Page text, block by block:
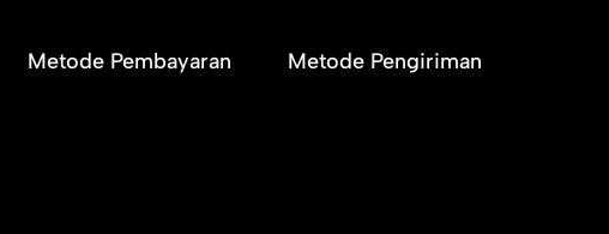
Metode Pembayaran Metode Pengiriman